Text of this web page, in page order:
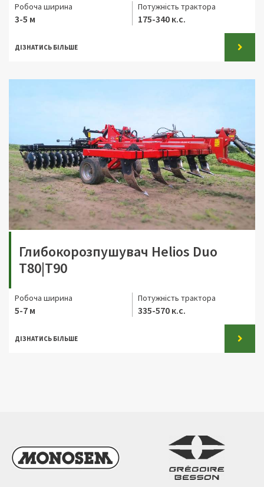
Робоча ширина
3-5 м
Потужність трактора
175-340 к.с.
ДІЗНАТИСЬ БІЛЬШЕ
Глибокорозпушувач Helios Duo
T80|T90
Робоча ширина
5-7 м
Потужність трактора
335-570 к.с.
ДІЗНАТИСЬ БІЛЬШЕ